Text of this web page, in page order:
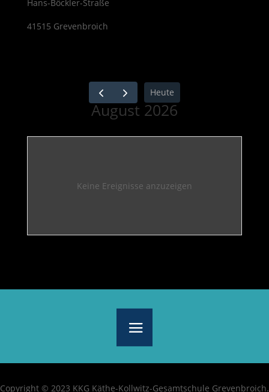
Hans-Böckler-Straße
41515 Grevenbroich
Heute
August 2026
Keine Ereignisse anzuzeigen
Copyright © 2023 KKG Käthe-Kollwitz-Gesamtschule Grevenbroich.